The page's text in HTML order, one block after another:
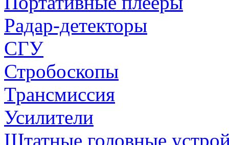
Радар-детекторы
СГУ
Стробоскопы
Трансмиссия
Усилители
Штатные головные